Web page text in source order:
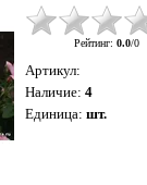
Рейтинг: 0.0/0
Артикул:
Наличие: 4
Единица: шт.